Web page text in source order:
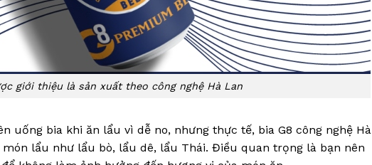
giới thiệu là sản xuất theo công nghệ Hà Lan
uống bia khi ăn lẩu vì dễ no, nhưng thực tế, bia G8 công nghệ Hà
lẩu như lẩu bò, lẩu dê, lẩu Thái. Điều quan trọng là bạn nên